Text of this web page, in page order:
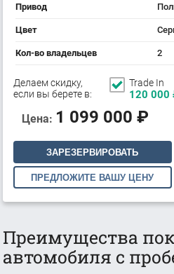
Привод
Цвет
Кол-во владельцев 2
Делаем скидку,
если вы берете в:
Trade In
120 000
Цена: 1 099 000 ₽
ЗАРЕЗЕРВИРОВАТЬ
ПРЕДЛОЖИТЕ ВАШУ ЦЕНУ
Преимущества
автомобиля с